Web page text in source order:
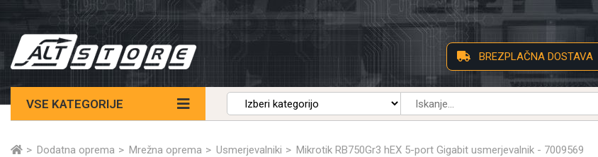
BREZPLAČNA DOSTAVA
VSE KATEGORIJE
Dodatna oprema Mrežna oprema Usmerjevalniki Mikrotik RB750Gr3 hEX 5-port Gigabit usmerjevalnik - 7009569